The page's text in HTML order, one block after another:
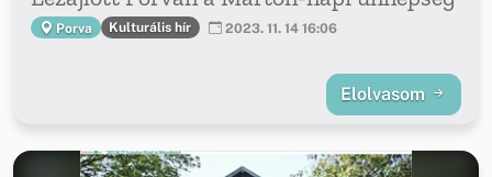
Porva Kulturális hír 2023. 11. 14 16:06
Elolvasom